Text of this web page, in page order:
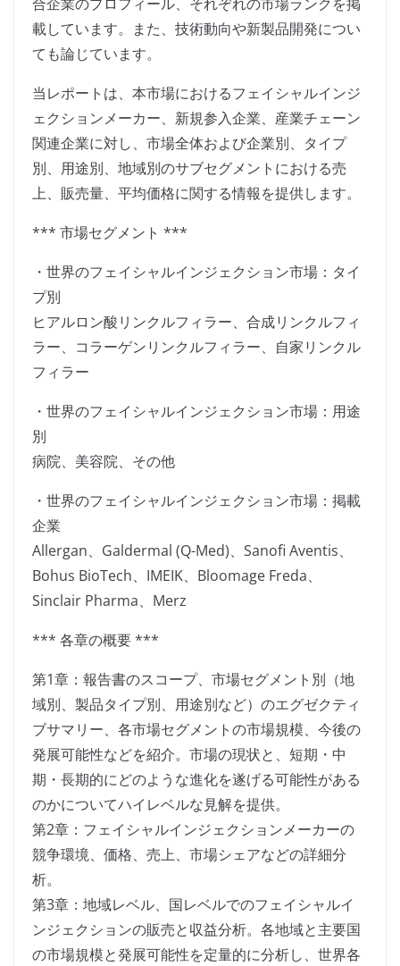
載しています。また、技術動向や新製品開発につい
ても論じています。
当レポートは、本市場におけるフェイシャルインジ
ェクションメーカー、新規参入企業、産業チェーン
関連企業に対し、市場全体および企業別、タイプ
別、用途別、地域別のサブセグメントにおける売
上、販売量、平均価格に関する情報を提供します。
*** 市場セグメント ***
・世界のフェイシャルインジェクション市場：タイ
プ別
ヒアルロン酸リンクルフィラー、合成リンクルフィ
ラー、コラーゲンリンクルフィラー、自家リンクル
フィラー
・世界のフェイシャルインジェクション市場：用途
別
病院、美容院、その他
・世界のフェイシャルインジェクション市場：掲載
企業
Allergan、Galdermal (Q-Med)、Sanofi Aventis、
Bohus BioTech、IMEIK、Bloomage Freda、
Sinclair Pharma、Merz
*** 各章の概要 ***
第1章：報告書のスコープ、市場セグメント別（地
域別、製品タイプ別、用途別など）のエグゼクティ
ブサマリー、各市場セグメントの市場規模、今後の
発展可能性などを紹介。市場の現状と、短期・中
期・長期的にどのような進化を遂げる可能性がある
のかについてハイレベルな見解を提供。
第2章：フェイシャルインジェクションメーカーの
競争環境、価格、売上、市場シェアなどの詳細分
析。
第3章：地域レベル、国レベルでのフェイシャルイ
ンジェクションの販売と収益分析。各地域と主要国
の市場規模と発展可能性を定量的に分析し、世界各